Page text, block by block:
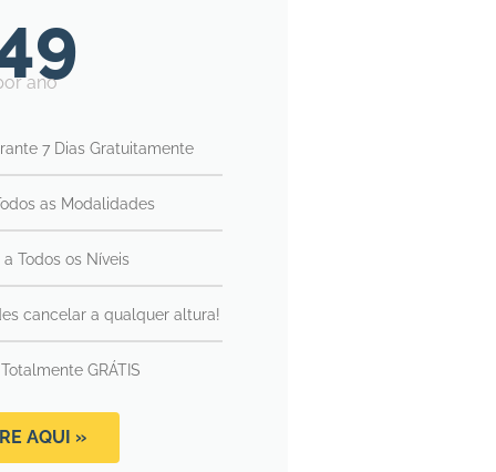
ano
7 Dias Gratuitamente
as Modalidades
a Todos os Níveis
cancelar a qualquer altura!
GRÁTIS
AQUI »